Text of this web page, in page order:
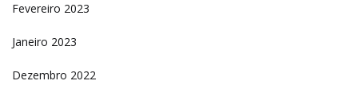
Fevereiro 2023
Janeiro 2023
Dezembro 2022